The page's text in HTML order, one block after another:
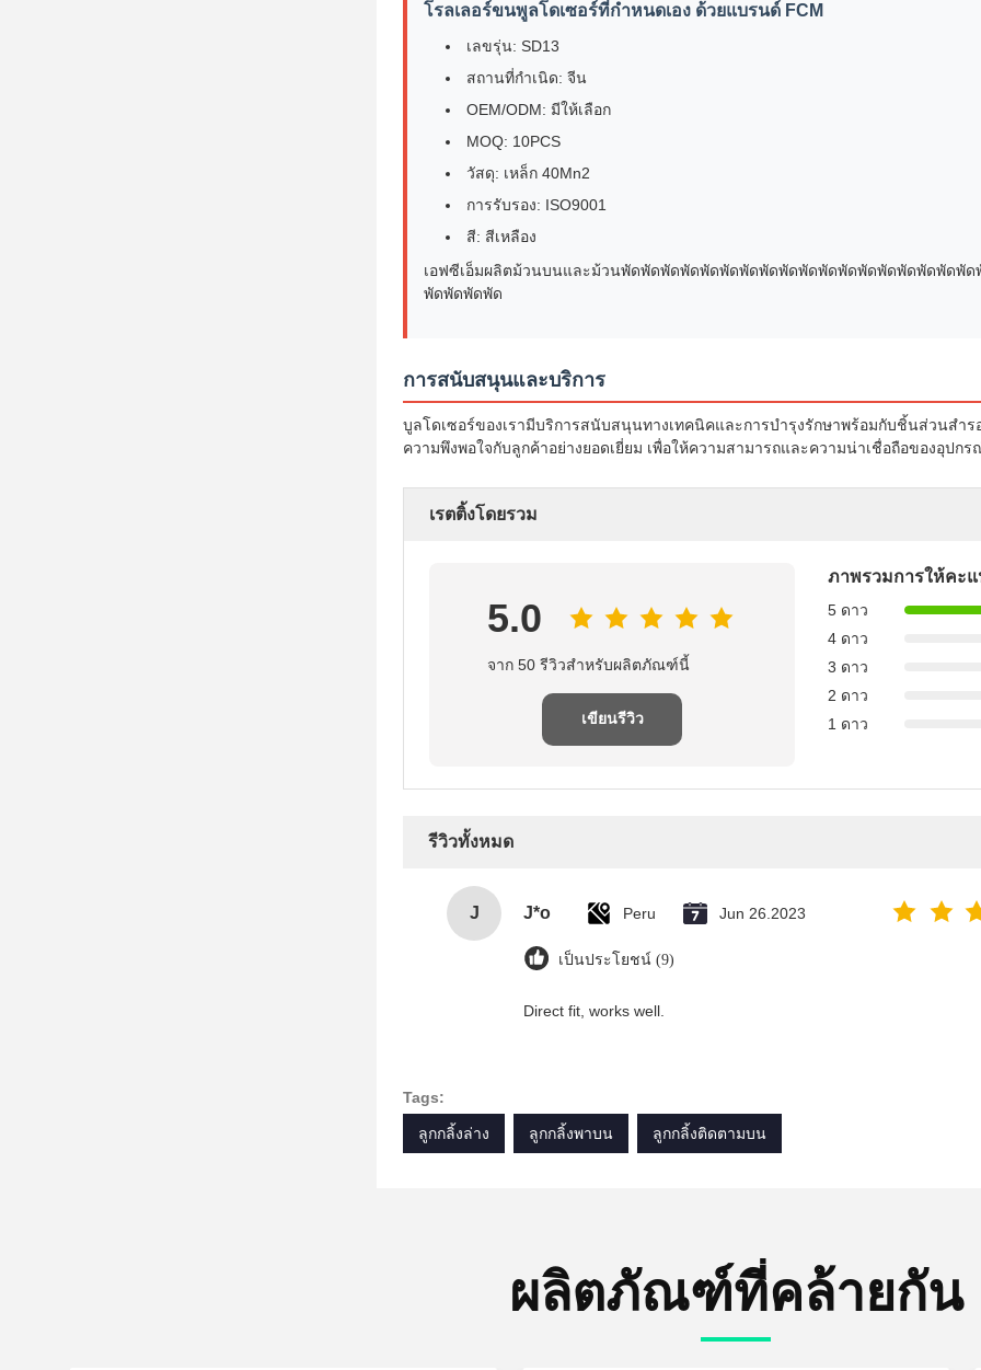
โรลเลอร์ขนพูลโดเซอร์ที่กําหนดเอง ด้วยแบรนด์ FCM
เลขรุ่น: SD13
สถานที่กําเนิด: จีน
OEM/ODM: มีให้เลือก
MOQ: 10PCS
วัสดุ: เหล็ก 40Mn2
การรับรอง: ISO9001
สี: สีเหลือง
เอฟซีเอ็มผลิตม้วนบนและม้วนพัดพัดพัดพัดพัดพัดพัดพัดพัดพัดพัดพัดพัดพัดพัดพัดพัด
พัดพัดพัดพัด
การสนับสนุนและบริการ
บูลโดเซอร์ของเรามีบริการสนับสนุนทางเทคนิคและการบํารุงรักษาพร้อมกับชิ้นส่วนสํา
ความพึงพอใจกับลูกค้าอย่างยอดเยี่ยม เพื่อให้ความสามารถและความน่าเชื่อถือของอุปก
เรตติ้งโดยรวม
5.0
จาก 50 รีวิวสำหรับผลิตภัณฑ์นี้
เขียนรีวิว
ภาพรวมการให้คะ
5 ดาว
4 ดาว
3 ดาว
2 ดาว
1 ดาว
รีวิวทั้งหมด
J J*o Peru Jun 26.2023
เป็นประโยชน์ (9)
Direct fit, works well.
Tags:
ลูกกลิ้งล่าง ลูกกลิ้งพาบน ลูกกลิ้งติดตามบน
ผลิตภัณฑ์ที่คล้ายกัน